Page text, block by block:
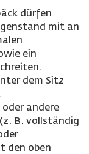
dürfen
mit an
ein
dem Sitz
andere
B. vollständig
den oben